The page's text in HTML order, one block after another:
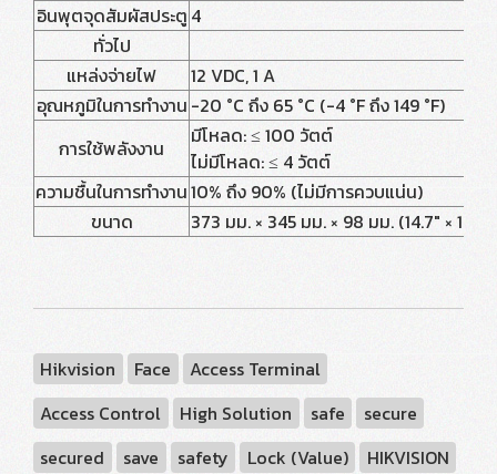
อินพุตจุดสัมผัสประตู 4
ทั่วไป
แหล่งจ่ายไฟ
12 VDC, 1 A
อุณหภูมิในการทำงาน -20 °C ถึง 65 °C (-4 °F ถึง 149 °F)
การใช้พลังงาน
มีโหลด: ≤ 100 วัตต์
ไม่มีโหลด: ≤ 4 วัตต์
ความชื้นในการทำงาน10% ถึง 90% (ไม่มีการควบแน่น)
ขนาด
373 มม. × 345 มม. × 98 มม. (14.7" ×
Hikvision Face
Access Terminal
Access Control
High Solution safe
secure
secured
save safety Lock (Value)
HIKVISION